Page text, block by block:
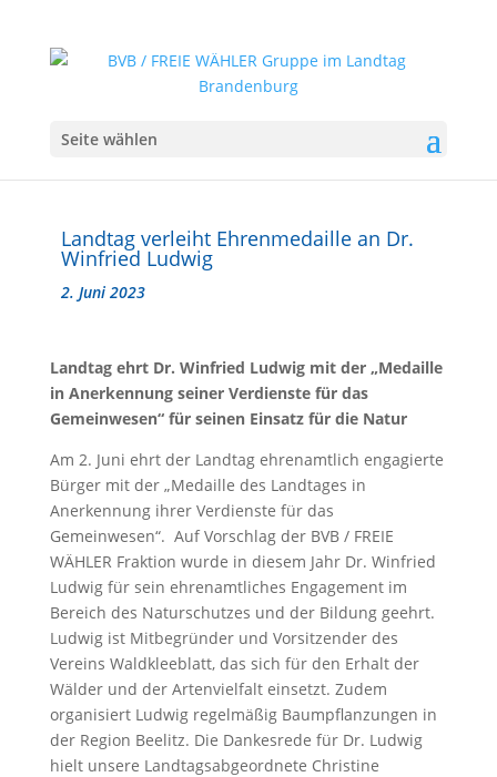
Seite wählen
Landtag verleiht Ehrenmedaille an Dr.
Winfried Ludwig
2. Juni 2023
Landtag ehrt Dr. Winfried Ludwig mit der „Medaille
in Anerkennung seiner Verdienste für das
Gemeinwesen“ für seinen Einsatz für die Natur
Am 2. Juni ehrt der Landtag ehrenamtlich engagierte
Bürger mit der „Medaille des Landtages in
Anerkennung ihrer Verdienste für das
Gemeinwesen“. Auf Vorschlag der BVB / FREIE
WÄHLER Fraktion wurde in diesem Jahr Dr. Winfried
Ludwig für sein ehrenamtliches Engagement im
Bereich des Naturschutzes und der Bildung geehrt.
Ludwig ist Mitbegründer und Vorsitzender des
Vereins Waldkleeblatt, das sich für den Erhalt der
Wälder und der Artenvielfalt einsetzt. Zudem
organisiert Ludwig regelmäßig Baumpflanzungen in
der Region Beelitz. Die Dankesrede für Dr. Ludwig
hielt unsere Landtagsabgeordnete Christine